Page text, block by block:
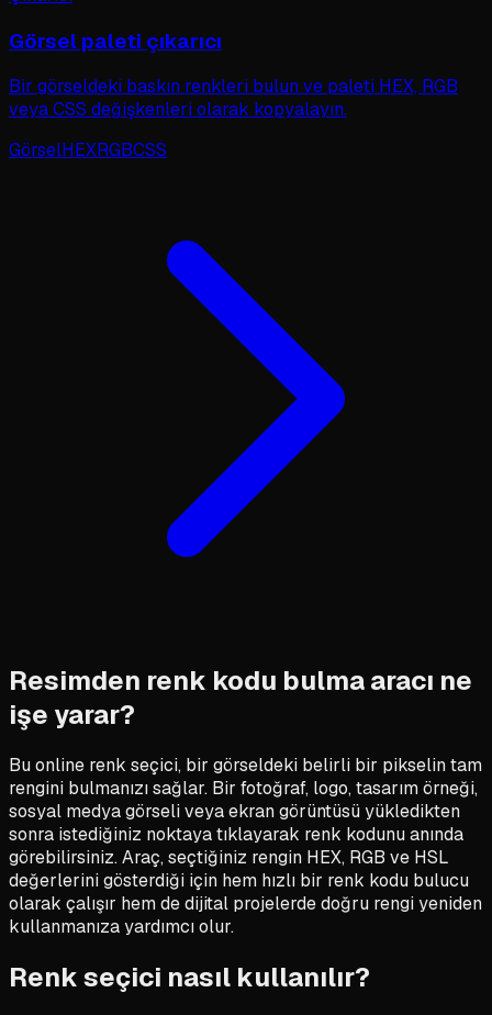
Görsel paleti çıkarıcı
Bir görseldeki baskın renkleri bulun ve paleti HEX, RGB
veya CSS değişkenleri olarak kopyalayın.
GörselHEXRGBCSS
Resimden renk kodu bulma aracı ne
işe yarar?
Bu online renk seçici, bir görseldeki belirli bir pikselin tam
rengini bulmanızı sağlar. Bir fotoğraf, logo, tasarım örneği,
sosyal medya görseli veya ekran görüntüsü yükledikten
sonra istediğiniz noktaya tıklayarak renk kodunu anında
görebilirsiniz. Araç, seçtiğiniz rengin HEX, RGB ve HSL
değerlerini gösterdiği için hem hızlı bir renk kodu bulucu
olarak çalışır hem de dijital projelerde doğru rengi yeniden
kullanmanıza yardımcı olur.
Renk seçici nasıl kullanılır?